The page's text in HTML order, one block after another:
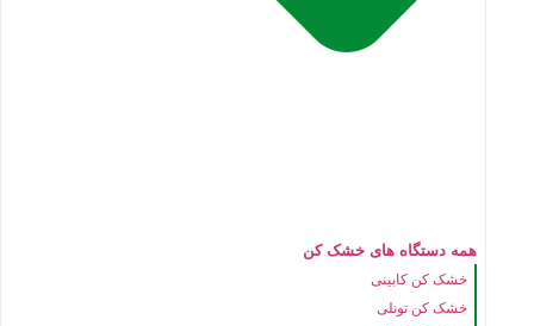
همه دستگاه های خشک کن
خشک کن کابینی
خشک کن تونلی